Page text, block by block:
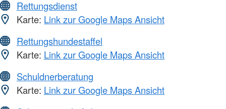
Rettungsdienst
Karte: Link zur Google Maps Ansicht
Rettungshundestaffel
Karte: Link zur Google Maps Ansicht
Schuldnerberatung
Karte: Link zur Google Maps Ansicht